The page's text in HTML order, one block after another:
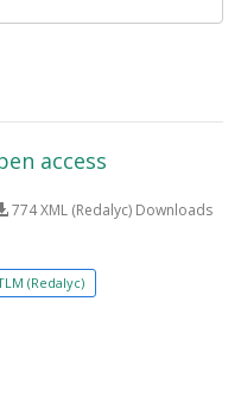
access
774 XML (Redalyc) Downloads
(Redalyc)